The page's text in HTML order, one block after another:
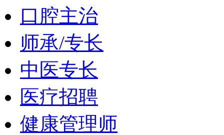
口腔主治
师承/专长
中医专长
医疗招聘
健康管理师